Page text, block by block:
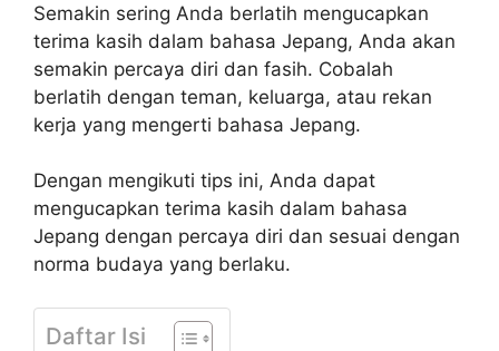
Semakin sering Anda berlatih mengucapkan
terima kasih dalam bahasa Jepang, Anda akan
semakin percaya diri dan fasih. Cobalah
berlatih dengan teman, keluarga, atau rekan
kerja yang mengerti bahasa Jepang.
Dengan mengikuti tips ini, Anda dapat
mengucapkan terima kasih dalam bahasa
Jepang dengan percaya diri dan sesuai dengan
norma budaya yang berlaku.
Daftar Isi